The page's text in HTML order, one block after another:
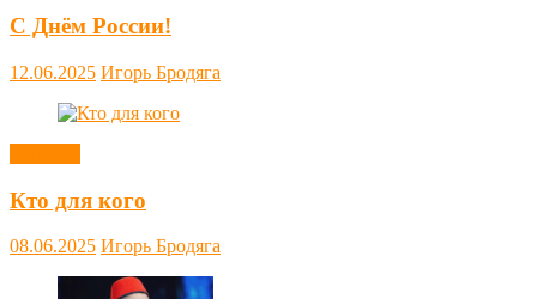
С Днём России!
12.06.2025 Игорь Бродяга
Кто для кого
08.06.2025 Игорь Бродяга